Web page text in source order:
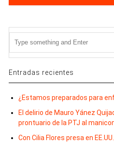
Entradas recientes
¿Estamos preparados para
El delirio de Mauro Yánez
prontuario de la PTJ al
Con Cilia Flores presa en